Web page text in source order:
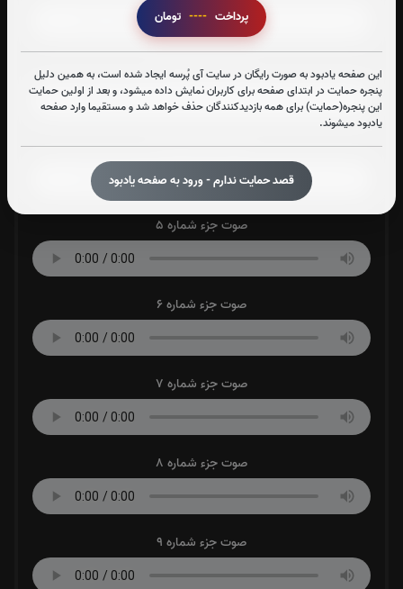
پرداخت ----
این صفحه یادبود به صورت رایگان در سایت آی پُرسه ایجاد شده است، به همین دلیل
پنجره حمایت در ابتدای صفحه برای کاربران نمایش داده میشود، و بعد از اولین حمایت
این پنجره(حمایت) برای همه بازدیدکنندگان حذف خواهد شد و مستقیما وارد صفحه
یادبود میشوند.
قصد حمایت ندارم - ورود به صفحه یادبود
صوت جزء شماره 3
صوت جزء شماره 4
صوت جزء شماره 5
صوت جزء شماره 6
صوت جزء شماره 7
صوت جزء شماره 8
صوت جزء شماره 9